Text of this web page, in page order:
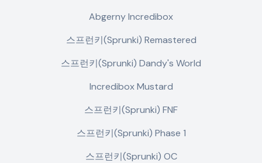
Abgerny Incredibox
스프런키(Sprunki) Remastered
스프런키(Sprunki) Dandy's World
Incredibox Mustard
스프런키(Sprunki) FNF
스프런키(Sprunki) Phase 1
스프런키(Sprunki) OC